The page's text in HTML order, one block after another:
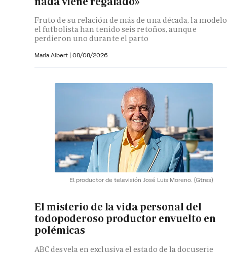
Fruto de su relación de más de una década, la
el futbolista han tenido seis retoños, aunque
perdieron uno durante el parto
María Albert | 08/08/2026
El productor de televisión José Luis Moreno. (Gtres)
El misterio de la vida personal del
todopoderoso productor envuelto en
polémicas
ABC desvela en exclusiva el estado de la docuserie